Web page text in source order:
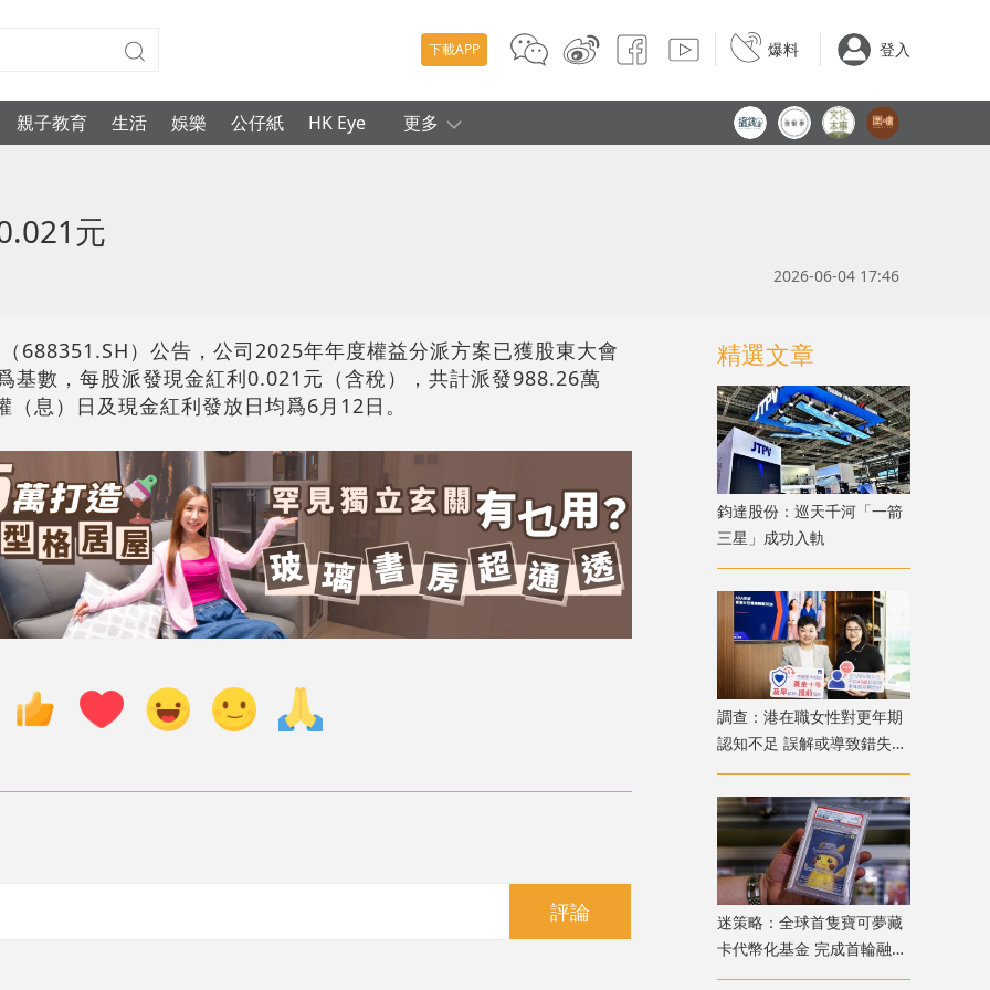
下載APP 爆料 登入
親子教育 生活 娛樂 公仔紙 HK Eye 更多
元
2026-06-04 17:46
688351.SH）公告，公司2025年年度權益分派方案已獲股東大會
基數，每股派發現金紅利0.021元（含稅），共計派發988.26萬
息）日及現金紅利發放日均爲6月12日。
評論
精選文章
鈞達股份：巡天千河「一箭
三星」成功入軌
調查：港在職女性對更年期
認知不足 誤解或導致錯失
「黃金預防期」
迷策略：全球首隻寶可夢藏
卡代幣化基金 完成首輪融資
兼獲超購